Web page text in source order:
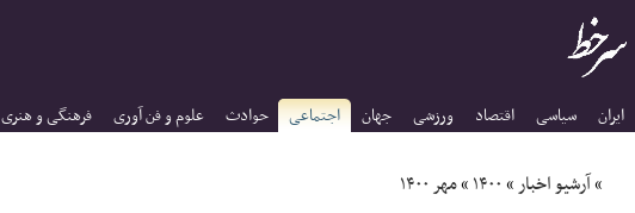
ایران سیاسی اقتصاد ورزشی جهان اجتماعی حوادث علوم و فن آوری فرهنگی و هنری
»آرشیو اخبار»۱۴۰۰»مهر ۱۴۰۰